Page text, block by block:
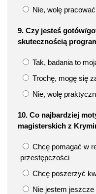
Nie, wolę
9. Czy jesteś gotów/
skutecznością
Tak, badania to
Trochę, mogę się
Nie, wolę
10. Co najbardziej
magisterskich z
Chcę pomagać w
przestępczości
Chcę poszerzyć
Nie jestem